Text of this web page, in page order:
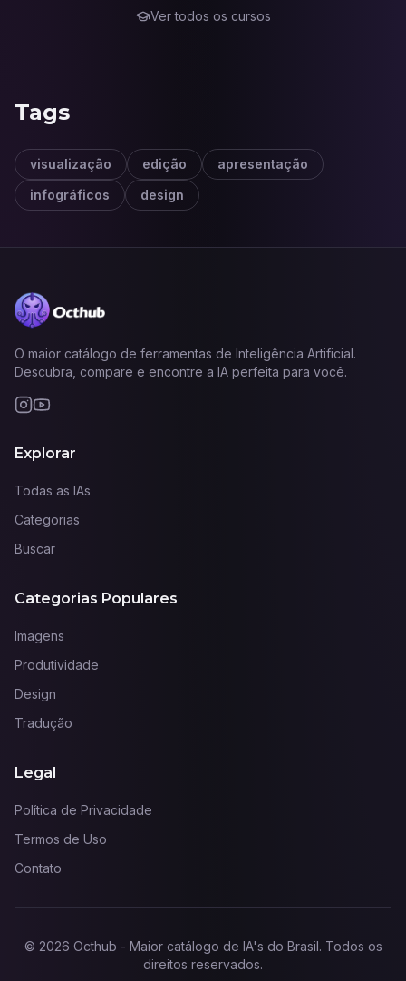
Ver todos os cursos
Tags
visualização edição
apresentação
infográficos
design
O maior catálogo de ferramentas de Inteligência Artificial.
Descubra, compare e encontre a IA perfeita para você.
Explorar
Todas as IAs
Categorias
Buscar
Categorias Populares
Imagens
Produtividade
Design
Tradução
Legal
Política de Privacidade
Termos de Uso
Contato
© 2026 Octhub - Maior catálogo de IA's do Brasil. Todos os
direitos reservados.